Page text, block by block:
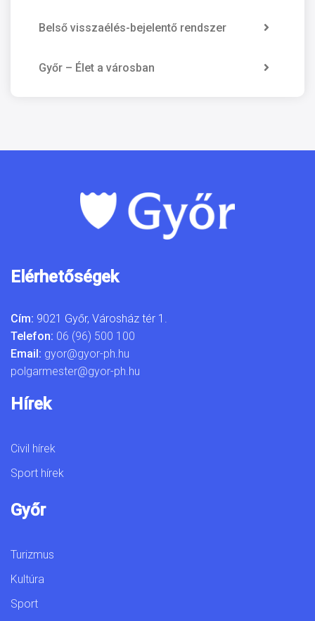
Belső visszaélés-bejelentő rendszer
Győr – Élet a városban
Elérhetőségek
Cím: 9021 Győr, Városház tér 1.
Telefon: 06 (96) 500 100
Email: gyor@gyor-ph.hu
polgarmester@gyor-ph.hu
Hírek
Civil hírek
Sport hírek
Győr
Turizmus
Kultúra
Sport